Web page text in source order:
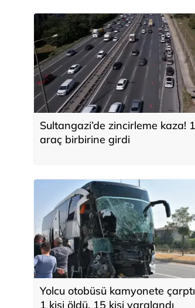
Sultangazi’de zincirleme kaza!
araç birbirine girdi
Yolcu otobüsü kamyonete
1 kişi öldü, 15 kişi yaralandı